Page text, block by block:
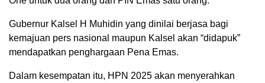
Gubernur Kalsel H Muhidin yang dinilai berjasa bagi
kemajuan pers nasional maupun Kalsel akan “didapuk”
mendapatkan penghargaan Pena Emas.
Dalam kesempatan itu, HPN 2025 akan menyerahkan